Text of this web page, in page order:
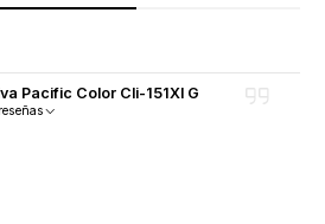
Pacific Color Cli-151Xl G
3 reseñas